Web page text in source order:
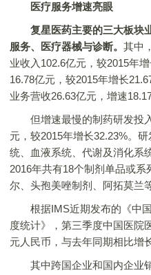
医疗服务增速亮眼
复星医药主要的三大板块
服务、医疗器械与诊断。 其中
业收入102.6亿元，较2015年
16.78亿元，较2015年增长
业务营收26.63亿元，增速
但增速最慢的制药研发投入
元，较2015年增长32.23%。
统、血液系统、代谢及消化系
2016年共有18个制剂单品或
尔、头孢美唑制剂、阿拓莫兰
根据IMS近期发布的《中国
度统计》，第三季度中国医院
元人民币，与去年同期相比增
其中跨国企业和国内企业销